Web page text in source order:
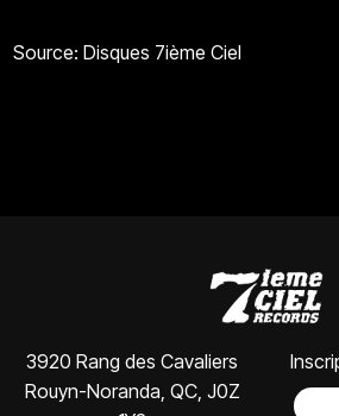
Source: Disques 7ième Ciel
3920 Rang des Cavaliers
Rouyn-Noranda, QC, J0Z